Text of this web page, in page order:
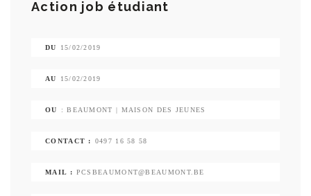
Action job étudiant
DU 15/02/2019
AU 15/02/2019
OU : BEAUMONT | MAISON DES JEUNES
CONTACT : 0497 16 58 58
MAIL : PCSBEAUMONT@BEAUMONT.BE